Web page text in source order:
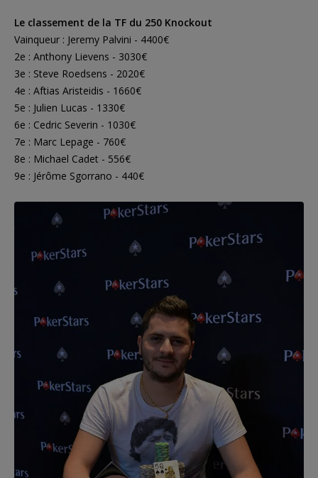
Le classement de la TF du 250 Knockout
Vainqueur : Jeremy Palvini - 4400€
2e : Anthony Lievens - 3030€
3e : Steve Roedsens - 2020€
4e : Aftias Aristeidis - 1660€
5e : Julien Lucas - 1330€
6e : Cedric Severin - 1030€
7e : Marc Lepage - 760€
8e : Michael Cadet - 556€
9e : Jérôme Sgorrano - 440€